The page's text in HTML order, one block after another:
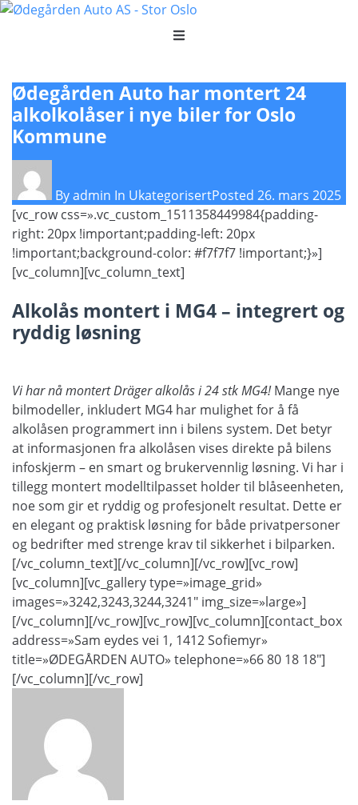
Ødegården Auto har montert 24
alkolkolåser i nye biler for Oslo
Kommune
Byadmin In UkategorisertPosted 26. mars 2025
[vc_row css=».vc_custom_1511358449984{padding-
right: 20px !important;padding-left: 20px
!important;background-color: #f7f7f7 !important;}»]
[vc_column][vc_column_text]
Alkolås montert i MG4 – integrert og
ryddig løsning
Vi har nå montert Dräger alkolås i 24 stk MG4!Mange nye
bilmodeller, inkludert MG4 har mulighet for å få
alkolåsen programmert inn i bilens system. Det betyr
at informasjonen fra alkolåsen vises direkte på bilens
infoskjerm – en smart og brukervennlig løsning. Vi har i
tillegg montert modelltilpasset holder til blåseenheten,
noe som gir et ryddig og profesjonelt resultat. Dette er
en elegant og praktisk løsning for både privatpersoner
og bedrifter med strenge krav til sikkerhet i bilparken.
[/vc_column_text][/vc_column][/vc_row][vc_row]
[vc_column][vc_gallery type=»image_grid»
images=»3242,3243,3244,3241″ img_size=»large»]
[/vc_column][/vc_row][vc_row][vc_column][contact_box
address=»Sam eydes vei 1, 1412 Sofiemyr»
title=»ØDEGÅRDEN AUTO» telephone=»66 80 18 18″]
[/vc_column][/vc_row]